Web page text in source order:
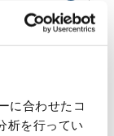
に合わせたコ
析を行ってい